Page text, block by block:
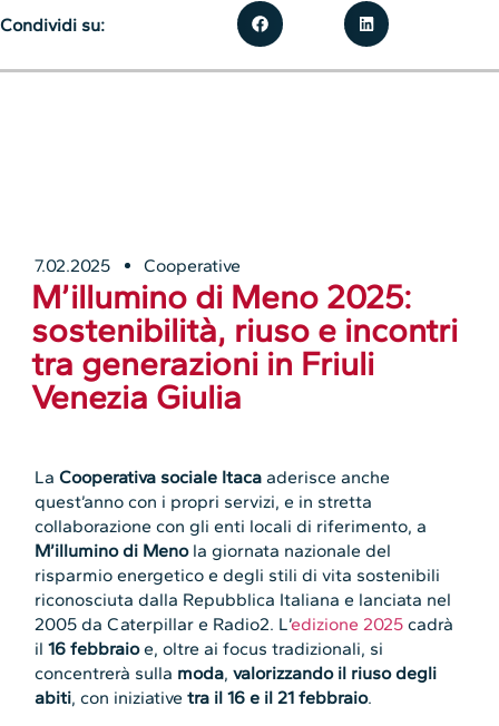
7.02.2025 Cooperative
M’illumino di Meno 2025:
sostenibilità, riuso e incontri
tra generazioni in Friuli
Venezia Giulia
LaCooperativa sociale Itaca aderisce anche
quest’anno con i propri servizi, e in stretta
collaborazione con gli enti locali di riferimento, a
M’illumino di Menola giornata nazionale del
risparmio energetico e degli stili di vita sostenibili
riconosciuta dalla Repubblica Italiana e lanciata nel
2005 da Caterpillar e Radio2. L’edizione 2025 cadrà
il16 febbraioe, oltre ai focus tradizionali, si
concentrerà sulla moda,valorizzando il riuso degli
abiti, con iniziativetra il 16 e il 21 febbraio.
Condividi su: